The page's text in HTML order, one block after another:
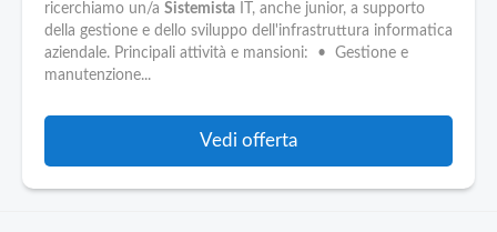
ricerchiamo un/a Sistemista IT, anche junior, a supporto
della gestione e dello sviluppo dell'infrastruttura informatica
aziendale. Principali attività e mansioni: • Gestione e
manutenzione...
Vedi offerta